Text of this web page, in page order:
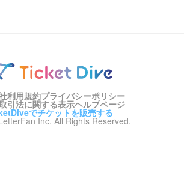
利用規約プライバシーポリシー
引法に関する表示ヘルプページ
でチケットを販売する
Inc. All Rights Reserved.